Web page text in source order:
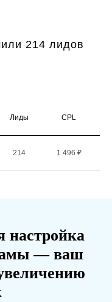
214 лидов
Лиды CPL
214 1 496 ₽
настройка
— ваш